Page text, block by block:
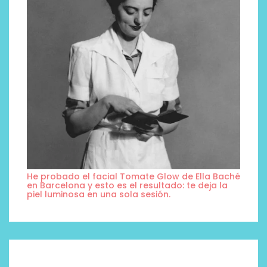
He probado el facial Tomate Glow de Ella Baché
en Barcelona y esto es el resultado: te deja la
piel luminosa en una sola sesión.